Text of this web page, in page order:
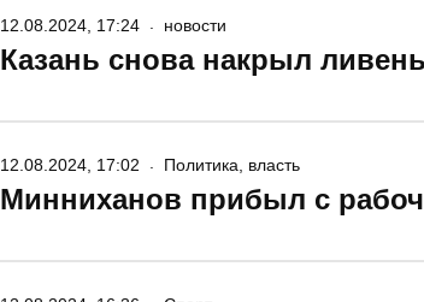
Казань снова накрыл
12.08.2024, 17:24 новости
Минниханов прибыл с
12.08.2024, 17:02 Политика, власть